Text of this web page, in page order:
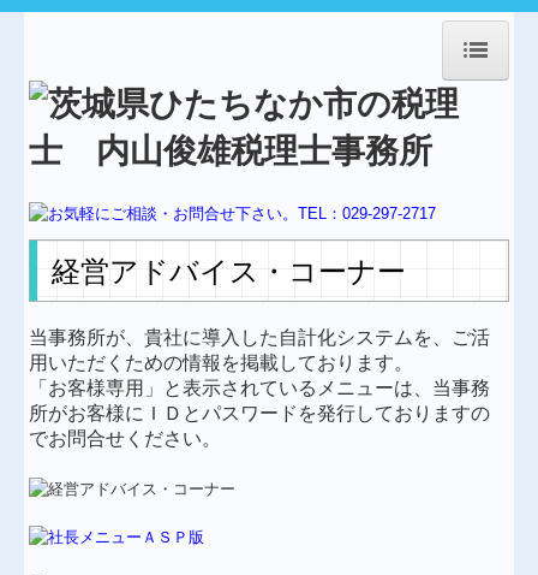
HOME
事務所紹介
経営理念
交通案内
料金について
起業・独立支援
創業支援
節税対策
建設業会計
経営アドバイス・コーナー
当事務所が、貴社に導入した自計化システムを、ご活
用いただくための情報を掲載しております。
「お客様専用」と表示されているメニューは、当事務
所がお客様にＩＤとパスワードを発行しておりますの
でお問合せください。